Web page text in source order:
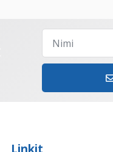
Linkit